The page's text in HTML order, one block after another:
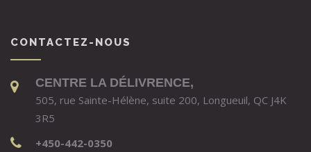
CONTACTEZ-NOUS
CENTRE LA DÉLIVRENCE,
505, rue Sainte-Hélène, suite 200, Longueuil, QC J4K
3R5
+450-442-0350